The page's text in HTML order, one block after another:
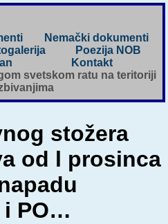
Nemački dokumenti
Poezija NOB
Kontakt
svetskom ratu na teritoriji
stožera
od l prosinca
i PO…